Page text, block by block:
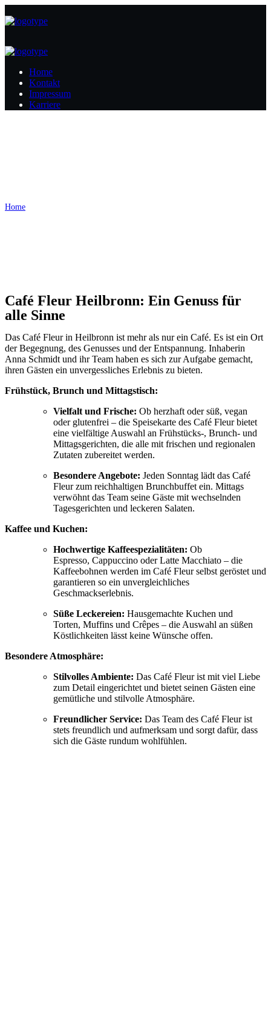
Home
Kontakt
Impressum
Karriere
Home
Café Fleur Heilbronn: Ein Genuss für
alle Sinne
Das Café Fleur in Heilbronn ist mehr als nur ein Café. Es ist ein Ort
der Begegnung, des Genusses und der Entspannung. Inhaberin
Anna Schmidt und ihr Team haben es sich zur Aufgabe gemacht,
ihren Gästen ein unvergessliches Erlebnis zu bieten.
Frühstück, Brunch und Mittagstisch:
Vielfalt und Frische: Ob herzhaft oder süß, vegan
oder glutenfrei – die Speisekarte des Café Fleur bietet
eine vielfältige Auswahl an Frühstücks-, Brunch- und
Mittagsgerichten, die alle mit frischen und regionalen
Zutaten zubereitet werden.
Besondere Angebote: Jeden Sonntag lädt das Café
Fleur zum reichhaltigen Brunchbuffet ein. Mittags
verwöhnt das Team seine Gäste mit wechselnden
Tagesgerichten und leckeren Salaten.
Kaffee und Kuchen:
Hochwertige Kaffeespezialitäten: Ob
Espresso, Cappuccino oder Latte Macchiato – die
Kaffeebohnen werden im Café Fleur selbst geröstet und
garantieren so ein unvergleichliches
Geschmackserlebnis.
Süße Leckereien: Hausgemachte Kuchen und
Torten, Muffins und Crêpes – die Auswahl an süßen
Köstlichkeiten lässt keine Wünsche offen.
Besondere Atmosphäre:
Stilvolles Ambiente: Das Café Fleur ist mit viel Liebe
zum Detail eingerichtet und bietet seinen Gästen eine
gemütliche und stilvolle Atmosphäre.
Freundlicher Service: Das Team des Café Fleur ist
stets freundlich und aufmerksam und sorgt dafür, dass
sich die Gäste rundum wohlfühlen.